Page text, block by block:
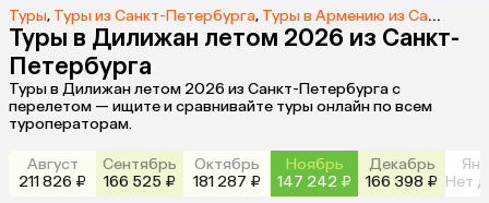
Туры, Туры из Санкт-Петербурга, Туры в Армению из Санкт-Петербурга
Туры в Дилижан летом 2026 из Санкт-
Петербурга
Туры в Дилижан летом 2026 из Санкт-Петербурга с
перелетом — ищите и сравнивайте туры онлайн по всем
туроператорам.
Август
211 826 ₽
Сентябрь
166 525 ₽
Октябрь
181 287 ₽
Ноябрь
147 242 ₽
Декабрь
166 398 ₽ Нет